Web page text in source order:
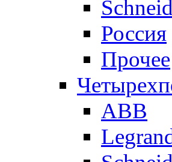
Россия
Прочее
ABB